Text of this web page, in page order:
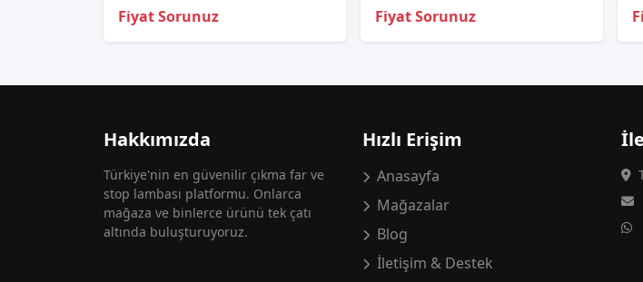
Fiyat Sorunuz Fiyat Sorunuz
Hakkımızda
Türkiye'nin en güvenilir çıkma far ve
stop lambası platformu. Onlarca
mağaza ve binlerce ürünü tek çatı
altında buluşturuyoruz.
Hızlı Erişim
Anasayfa
Mağazalar
Blog
İletişim & Destek